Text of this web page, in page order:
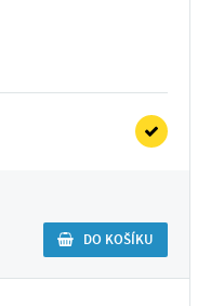
DO KOŠÍKU